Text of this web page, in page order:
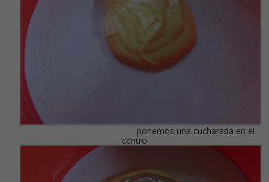
ponemos una cucharada en el
centro